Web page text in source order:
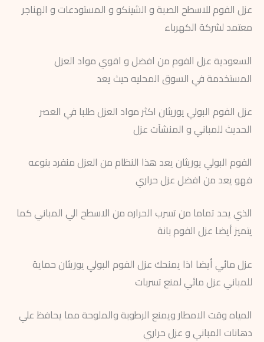
عزل الفوم للاسطح الصبة و الشينكو و المستودعات و الهناجر
معتمد لشركة الكهرباء
السعودية عزل الفوم من افضل و اقوي مواد العزل
المستخدمة في السوق المحليه حيث يعد
عزل الفوم البولي يوريثان اكثر مواد العزل طلبا في العصر
الحديث للمباني و المنشآت عزل
الفوم البولي يوريثان يعد هذا النظام من العزل منفرد بنوعه
فهو يعد من افضل عزل حراري
الذي يحد تماما من تسرب الحراره من الاسطح الي المباني كما
يتميز أيضا عزل الفوم بانة
عزل مائي أيضا اذا يمنحك عزل الفوم البولي يوريثان حماية
للمباني عزل مائي لمنع تسربات
المياه وقت الامطار ويمنع الرطوبة والملوحة مما يحافظ علي
دهانات المباني و عزل حراري